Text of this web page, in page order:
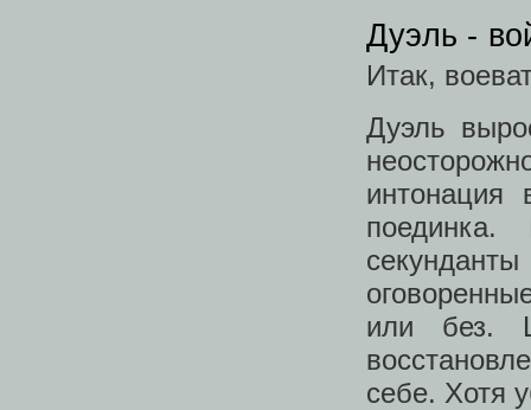
Дуэль -
Итак,
Дуэль
или без.
себе. Хотя